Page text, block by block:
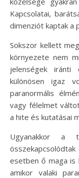
Kapcsolatai,
dimenziót kaptak a
Sokszor kellett
környezete nem
jelenségek iránti
különösen igaz
paranormális
vagy félelmet
a hite és kutatásai
Ugyanakkor a
esetben ő maga
amikor valaki